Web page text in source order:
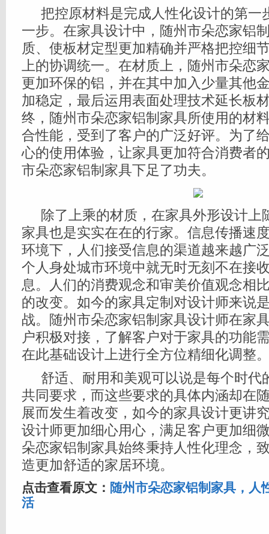
把控原材料是完成人性化设计的第一
一步。在家具设计中，随州市朵恋家铝
质、使板材定型更加精确并严格把控细
上的协调统一。在材质上，随州市朵恋
更加环保的铝，并在其中加入少量其他
加稳定，最后运用表面处理技术延长板
终，随州市朵恋家铝制家具所使用的材
合性能，受到了客户的广泛好评。为了
心的使用体验，让家具更加符合消费者
市朵恋家铝制家具下足了功夫。
除了上乘的材质，在家具外形设计上
家具也是实实在在的行家。信息传播速
环境下，人们接受信息的渠道越来越广
个人身处城市环境中就无时无刻不在接
息。人们的消费观念和审美价值观念相
的改变。如今的家具定制对设计师来说
战。随州市朵恋家铝制家具设计师在家
户积极对接，了解客户对于家具的功能
在此基础设计上进行全方位精细化调整
舒适、耐用和美观可以说是每个时代
共同要求，而这些要求的具体内涵却在
展而发生着改变，如今的家具设计更讲
设计师更加细心用心，满足客户更加细
朵恋家铝制家具始终秉持人性化理念，
造更加舒适的家居环境。
点击查看原文： 随州市朵恋家铝制家具，人
活